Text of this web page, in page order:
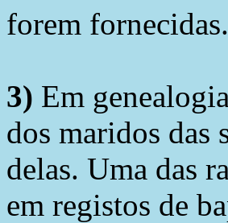
forem fornecidas.
3) Em
dos maridos das
delas. Uma das
em registos de